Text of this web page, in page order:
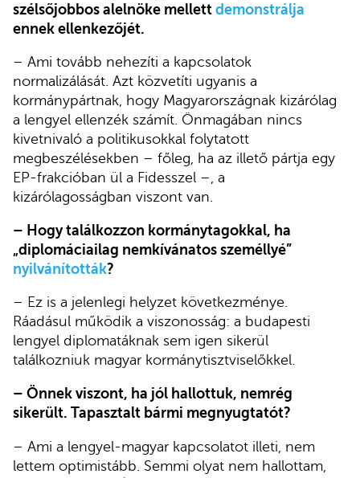
szélsőjobbos alelnöke mellett demonstrálja
ennek ellenkezőjét.
– Ami tovább nehezíti a kapcsolatok
normalizálását. Azt közvetíti ugyanis a
kormánypártnak, hogy Magyarországnak kizárólag
a lengyel ellenzék számít. Önmagában nincs
kivetnivaló a politikusokkal folytatott
megbeszélésekben – főleg, ha az illető pártja egy
EP-frakcióban ül a Fidesszel –, a
kizárólagosságban viszont van.
– Hogy találkozzon kormánytagokkal, ha
„diplomáciailag nemkívánatos személlyé”
nyilvánították?
– Ez is a jelenlegi helyzet következménye.
Ráadásul működik a viszonosság: a budapesti
lengyel diplomatáknak sem igen sikerül
találkozniuk magyar kormánytisztviselőkkel.
– Önnek viszont, ha jól hallottuk, nemrég
sikerült. Tapasztalt bármi megnyugtatót?
– Ami a lengyel-magyar kapcsolatot illeti, nem
lettem optimistább. Semmi olyat nem hallottam,